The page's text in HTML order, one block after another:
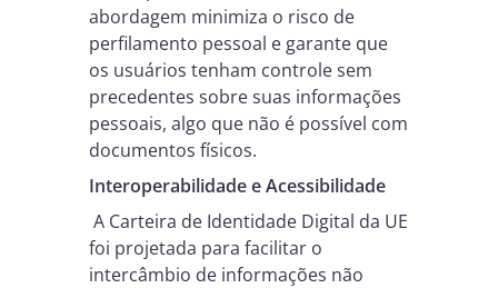
abordagem minimiza o risco de
perfilamento pessoal e garante que
os usuários tenham controle sem
precedentes sobre suas informações
pessoais, algo que não é possível com
documentos físicos.
Interoperabilidade e Acessibilidade
A Carteira de Identidade Digital da UE
foi projetada para facilitar o
intercâmbio de informações não